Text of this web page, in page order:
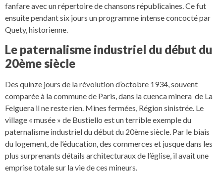
fanfare avec un répertoire de chansons républicaines. Ce fut
ensuite pendant six jours un programme intense concocté par
Quety, historienne.
Le paternalisme industriel du début du
20ème siècle
Des quinze jours de la révolution d’octobre 1934, souvent
comparée à la commune de Paris, dans la cuenca minera de La
Felguera il ne reste rien. Mines fermées, Région sinistrée. Le
village « musée » de Bustiello est un terrible exemple du
paternalisme industriel du début du 20ème siècle. Par le biais
du logement, de l’éducation, des commerces et jusque dans les
plus surprenants détails architecturaux de l’église, il avait une
emprise totale sur la vie de ces mineurs.